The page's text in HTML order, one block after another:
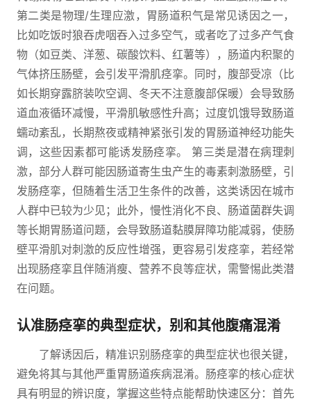
第二类是物理/生理应激，胃肠道积气是常见诱因之一，
比如吃饭时狼吞虎咽吞入过多空气，或者吃了过多产气食
物（如豆类、洋葱、碳酸饮料、红薯等），肠道内积聚的
气体挤压肠壁，会引发平滑肌痉挛。同时，腹部受凉（比
如长期穿露脐装吹空调、冬天不注意腹部保暖）会导致肠
道血液循环减慢，平滑肌敏感性升高；过度饥饿导致肠道
蠕动紊乱，长期熬夜或精神紧张引发的胃肠道神经功能失
调，这些因素都可能诱发肠痉挛。 第三类是潜在病理刺
激，部分人群可能因肠道寄生虫产生的毒素刺激肠壁，引
发肠痉挛，但随着生活卫生条件的改善，这类诱因在城市
人群中已较为少见；此外，慢性消化不良、肠道菌群失调
等长期胃肠道问题，会导致肠道黏膜屏障功能减弱，使肠
壁平滑肌对刺激的反应性增强，更容易引发痉挛，若经常
出现肠痉挛且伴随消瘦、营养不良等症状，需警惕此类潜
在问题。
认准肠痉挛的典型症状，别和其他腹痛混淆
了解诱因后，精准识别肠痉挛的典型症状也很关键，
避免将其与其他严重胃肠道疾病混淆。肠痉挛的核心症状
具有明显的辨识度，掌握这些特点能帮助快速区分：首先